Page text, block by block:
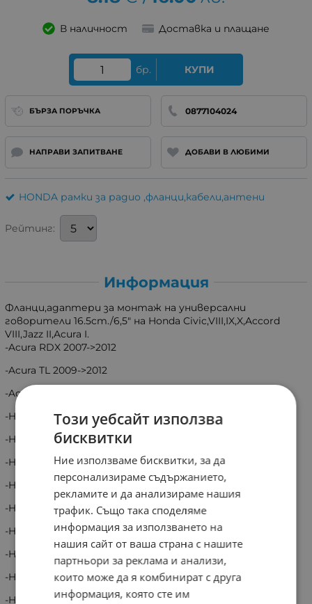
В наличност Доставка и плащане
бр. КУПИ
БЪРЗА ПОРЪЧКА 0877104024
НАПРАВИ ЗАПИТВАНЕ ДОБАВИ В ЛЮБИМИ
HONDA рамки за радио ,фланци,кабели,антени
Рейтинг:
Информация
Фланци,адаптери за монтаж на универсални
говорители 16.5cm./6,5" на Honda Civic,VIII,IX,X,Accord
VIII,Jazz II,Acura I.
-Acura RDX 2007->2012
-Acura TL 2009->2012
-Acura TSX 2009->2012
-Honda Accord (CU1/CW1) 06/2008 -> 04/2011
-Honda Civic (FN/FD/FG/FA/FK) 09/2005 -> 12/2011
-Honda Civic Hybrid (FD3) 04/2006 -> 10/2010
-Honda Civic (FK) 02/2012 -> 01/2015
-Honda Civic Limousine (FK) 05/2015 -> 06/2017
-Honda Civic Limousine LX (FC) 06/2017 -> 12/2020
-Honds Civic Tourer (FK) 02/2014 -> 01/2015
-Honda Crosstour 2010 -> 2012
-Honda CR-Z (ZF1) 06/2010 -> 12/2013
Този уебсайт използва
бисквитки
Ние използваме бисквитки, за да
персонализираме съдържанието,
рекламите и да анализираме нашия
трафик. Също така споделяме
информация за използването на
нашия сайт от ваша страна с нашите
партньори за реклама и анализи,
които може да я комбинират с друга
информация, която сте им